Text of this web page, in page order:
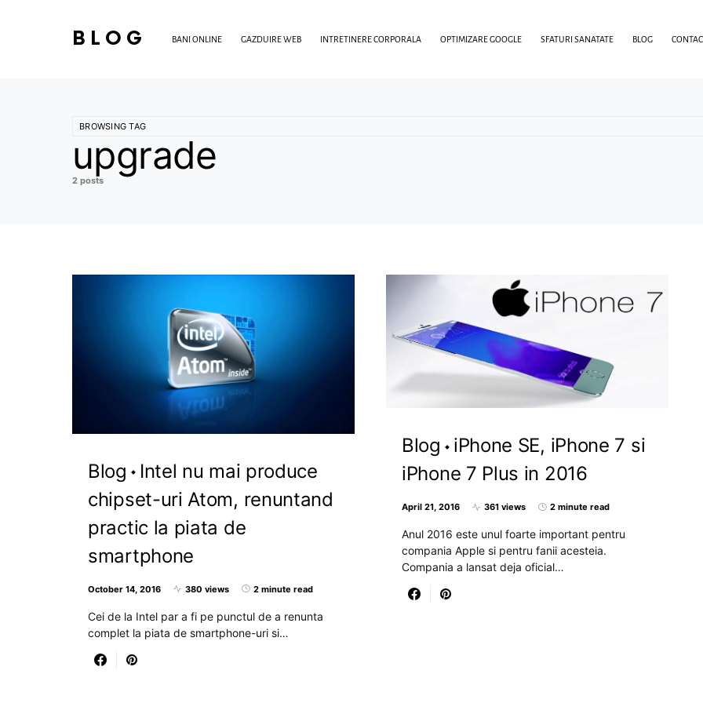
BLOG BANI ONLINE GAZDUIRE WEB INTRETINERE CORPORALA OPTIMIZARE GOOGLE SFATURI SANATATE BLOG
BROWSING TAG
upgrade
2 posts
Blog
Intel nu mai produce
chipset-uri Atom, renuntand
practic la piata de
smartphone
October 14, 2016 380 views 2 minute read
Cei de la Intel par a fi pe punctul de a renunta
complet la piata de smartphone-uri si…
Blog
iPhone SE, iPhone 7 si
iPhone 7 Plus in 2016
April 21, 2016 361 views 2 minute read
Anul 2016 este unul foarte important pentru
compania Apple si pentru fanii acesteia.
Compania a lansat deja oficial…